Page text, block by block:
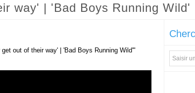
way' | 'Bad Boys Running
out of their way' | 'Bad Boys Running Wild'"